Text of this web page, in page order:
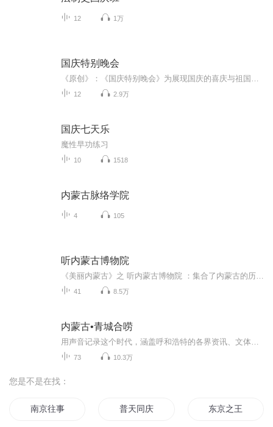
12 1万
国庆特别晚会
12 2.9万
国庆七天乐
魔性早功练习
10 1518
内蒙古脉络学院
4 105
听内蒙古博物院
41 8.5万
内蒙古•青城合唠
73 10.3万
您是不是在找：
南京往事 普天同庆 东京之王